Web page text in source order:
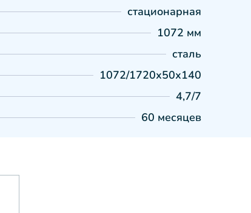
стационарная
1072 мм
сталь
1072/1720х50х140
4,7/7
60 месяцев